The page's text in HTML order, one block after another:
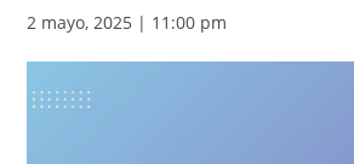
2 mayo, 2025 | 11:00 pm